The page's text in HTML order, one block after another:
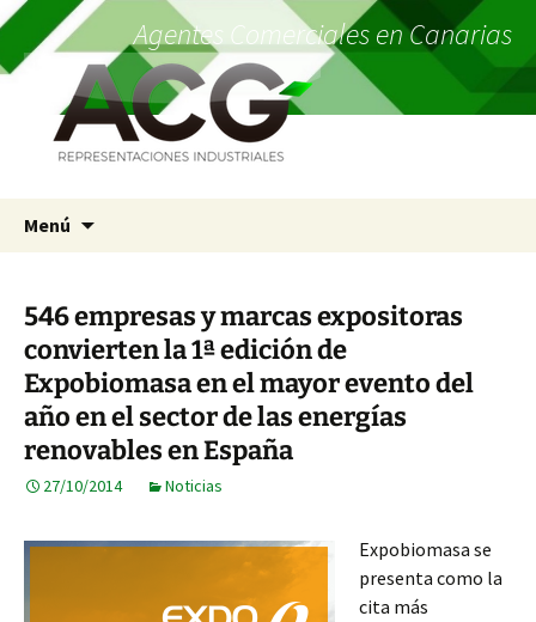
Agentes Comerciales en Canarias
Menú
546 empresas y marcas expositoras
convierten la 1ª edición de
Expobiomasa en el mayor evento del
año en el sector de las energías
renovables en España
27/10/2014 Noticias
Expobiomasa se
presenta como la
cita más